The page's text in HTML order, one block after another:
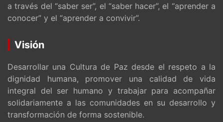
a través del “saber ser”, el “saber hacer”, el “aprender a
conocer” y el “aprender a convivir”.
Visión
Desarrollar una Cultura de Paz desde el respeto a la
dignidad humana, promover una calidad de vida
integral del ser humano y trabajar para acompañar
solidariamente a las comunidades en su desarrollo y
transformación de forma sostenible.